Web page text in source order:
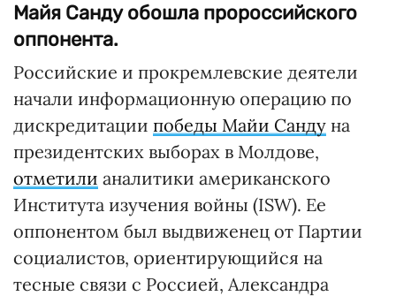
Майя Санду обошла пророссийского
оппонента.
Российские и прокремлевские деятели
начали информационную операцию по
дискредитации победы Майи Санду на
президентских выборах в Молдове,
отметили аналитики американского
Института изучения войны (ISW). Ее
оппонентом был выдвиженец от Партии
социалистов, ориентирующийся на
тесные связи с Россией, Александра